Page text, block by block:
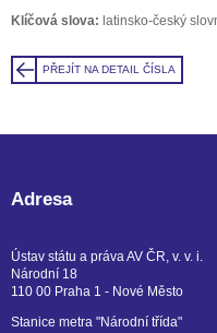
Klíčová slova: latinsko-český
PŘEJÍT NA DETAIL ČÍSLA
Adresa
Ústav státu a práva AV ČR, v. v. i.
Národní 18
110 00 Praha 1 - Nové Město
Stanice metra "Národní třída"